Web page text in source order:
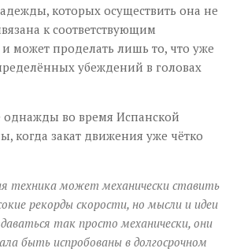
которых осуществить она не
к соответствующим
может проделать лишь то, что уже
убеждений в головах
однажды во время Испанской
когда закат движения уже чётко
техника может механически ставить
рекорды скорости, но мысли и идеи
так просто механически, они
быть испробованы в долгосрочном